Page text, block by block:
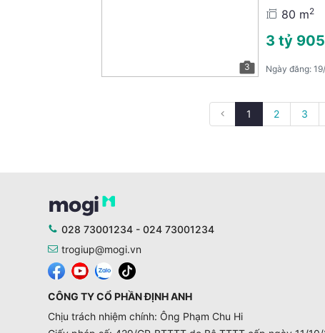
3
80 m2
3 tỷ
Ngày đăng:
1 2 3
028 73001234 - 024 73001234
trogiup@mogi.vn
CÔNG TY CỔ PHẦN ĐỊNH ANH
Chịu trách nhiệm chính: Ông Phạm Chu Hi